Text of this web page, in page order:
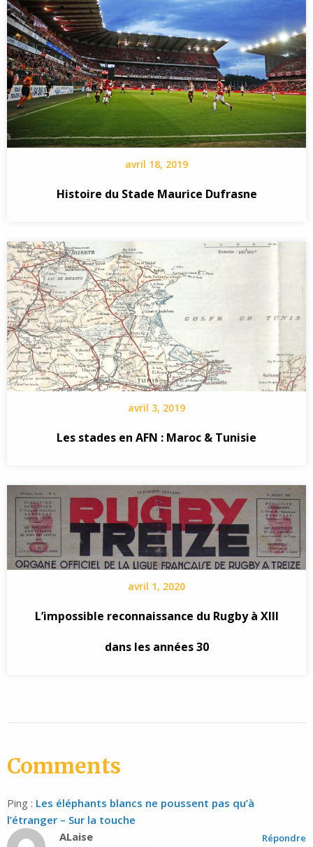
avril 18, 2019
Histoire du Stade Maurice Dufrasne
avril 3, 2019
Les stades en AFN : Maroc & Tunisie
avril 1, 2020
L’impossible reconnaissance du Rugby à XIII
dans les années 30
Comments
Ping : Les éléphants blancs ne poussent pas qu’à
l’étranger – Sur la touche
ALaise
Répondre